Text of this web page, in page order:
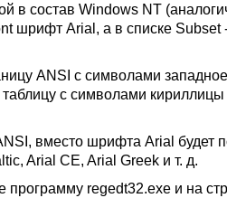
в состав Windows NT
шрифт Arial, а в списке
ANSI с символами
с символами
вместо шрифта Arial будет
Arial CE, Arial Greek и т. д.
программу regedt32.exe и на